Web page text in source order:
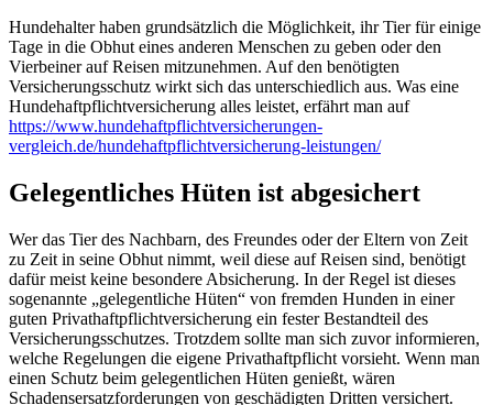
Hundehalter haben grundsätzlich die Möglichkeit, ihr Tier für einige
Tage in die Obhut eines anderen Menschen zu geben oder den
Vierbeiner auf Reisen mitzunehmen. Auf den benötigten
Versicherungsschutz wirkt sich das unterschiedlich aus. Was eine
Hundehaftpflichtversicherung alles leistet, erfährt man auf
https://www.hundehaftpflichtversicherungen-
vergleich.de/hundehaftpflichtversicherung-leistungen/
Gelegentliches Hüten ist abgesichert
Wer das Tier des Nachbarn, des Freundes oder der Eltern von Zeit
zu Zeit in seine Obhut nimmt, weil diese auf Reisen sind, benötigt
dafür meist keine besondere Absicherung. In der Regel ist dieses
sogenannte „gelegentliche Hüten“ von fremden Hunden in einer
guten Privathaftpflichtversicherung ein fester Bestandteil des
Versicherungsschutzes. Trotzdem sollte man sich zuvor informieren,
welche Regelungen die eigene Privathaftpflicht vorsieht. Wenn man
einen Schutz beim gelegentlichen Hüten genießt, wären
Schadensersatzforderungen von geschädigten Dritten versichert.